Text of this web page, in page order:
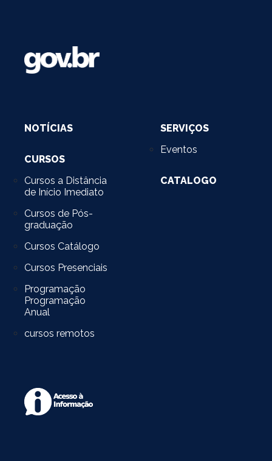
NOTÍCIAS
CURSOS
Cursos a Distância
de Início Imediato
Cursos de Pós-
graduação
Cursos Catálogo
Cursos Presenciais
Programação
Programação
Anual
cursos remotos
SERVIÇOS
Eventos
CATALOGO